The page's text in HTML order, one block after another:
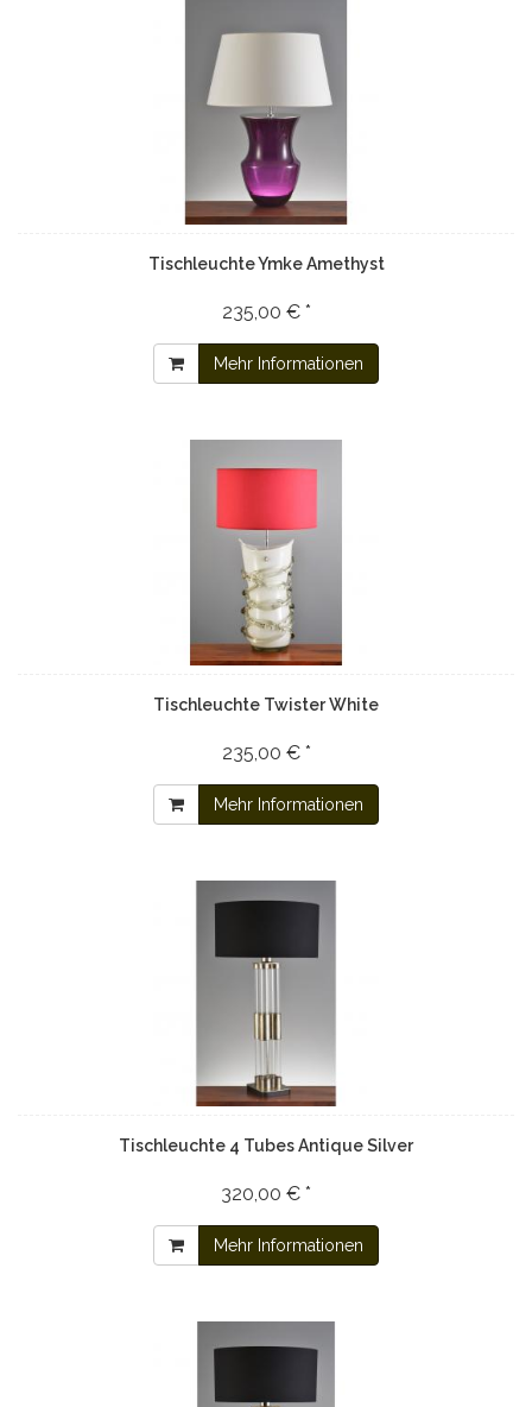
Tischleuchte Ymke Amethyst
235,00 € *
Mehr Informationen
Tischleuchte Twister White
235,00 € *
Mehr Informationen
Tischleuchte 4 Tubes Antique Silver
320,00 € *
Mehr Informationen